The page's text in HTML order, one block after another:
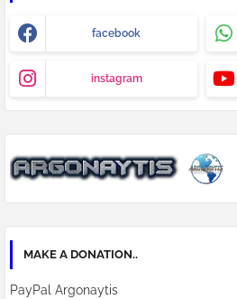
facebook
instagram
MAKE A DONATION..
PayPal Argonaytis